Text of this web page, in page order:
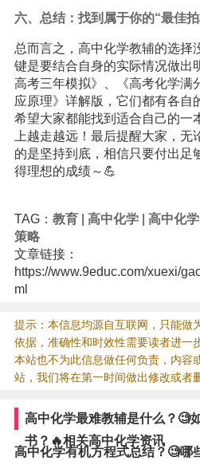
六、总结：找到属于你的“最佳
总而言之，高中化学教辅的选择
键是要结合自身的实际情况做出
高考三年模拟》、《高考化学满
应原理》详解版，它们都有各自
希望大家都能找到适合自己的一
上越走越远！最后提醒大家，
的是坚持到底，相信只要付出足
得理想的成绩～💪
TAG： 教育| 高中化学| 高中化学
策略
文章链接：
https://www.9educ.com/xuexi/
ml
提示：本信息均源自互联网，只能做
依据，准确性和时效性需要读者进一
本站也不为此信息做任何负责，内容
站，我们将在第一时间做出修改或者
高中化学最难教辅是什么？🧐
书？🔥相关高中化学资讯
高中化学有机方程式总结？🧐哪